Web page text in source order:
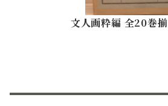
文人画粋編 全20巻揃